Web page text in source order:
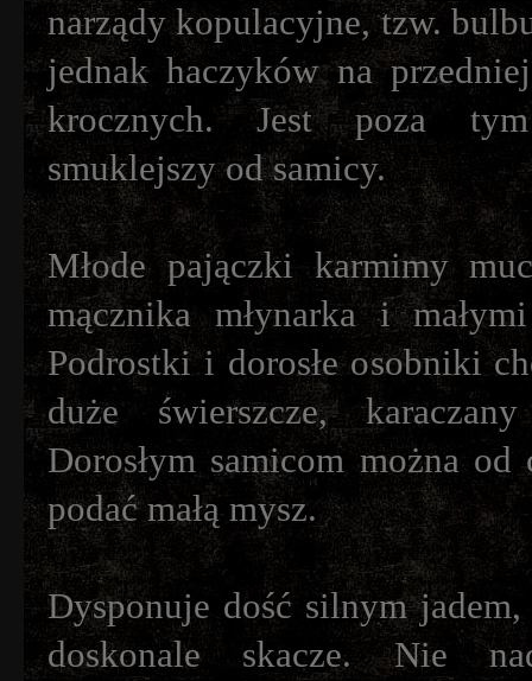
narządy kopulacyjne, tzw.
jednak haczyków na
krocznych. Jest poza
smuklejszy od samicy.
Młode pajączki karmimy
mącznika młynarka i
Podrostki i dorosłe osobniki
duże świerszcze,
Dorosłym samicom można od
podać małą mysz.
Dysponuje dość silnym
doskonale skacze. Nie